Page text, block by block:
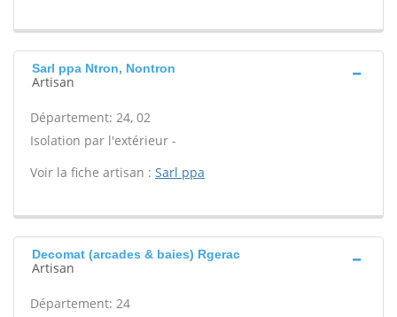
Sarl ppa Ntron, Nontron
Artisan
Département: 24, 02
Isolation par l'extérieur -
Voir la fiche artisan : Sarl ppa
Decomat (arcades & baies) Rgerac
Artisan
Département: 24